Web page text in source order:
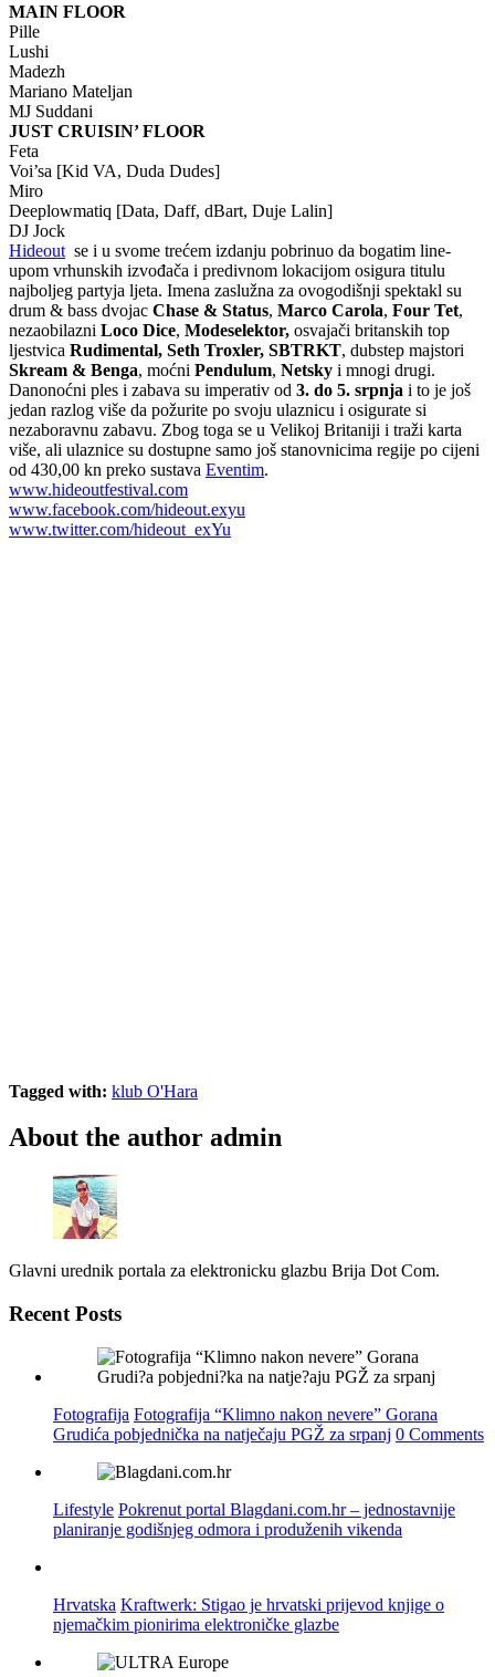
MAIN FLOOR
Pille
Lushi
Madezh
Mariano Mateljan
MJ Suddani
JUST CRUISIN’ FLOOR
Feta
Voi’sa [Kid VA, Duda Dudes]
Miro
Deeplowmatiq [Data, Daff, dBart, Duje Lalin]
DJ Jock
Hideout se i u svome trećem izdanju pobrinuo da bogatim line-
upom vrhunskih izvođača i predivnom lokacijom osigura titulu
najboljeg partyja ljeta. Imena zaslužna za ovogodišnji spektakl su
drum & bass dvojac Chase & Status, Marco Carola, Four Tet,
nezaobilazni Loco Dice, Modeselektor, osvajači britanskih top
ljestvica Rudimental, Seth Troxler, SBTRKT, dubstep majstori
Skream & Benga, moćni Pendulum, Netsky i mnogi drugi.
Danonoćni ples i zabava su imperativ od 3. do 5. srpnja i to je još
jedan razlog više da požurite po svoju ulaznicu i osigurate si
nezaboravnu zabavu. Zbog toga se u Velikoj Britaniji i traži karta
više, ali ulaznice su dostupne samo još stanovnicima regije po cijeni
od 430,00 kn preko sustava Eventim.
www.hideoutfestival.com
www.facebook.com/hideout.exyu
www.twitter.com/hideout_exYu
Tagged with: klub O'Hara
About the author admin
Glavni urednik portala za elektronicku glazbu Brija Dot Com.
Recent Posts
Fotografija Fotografija “Klimno nakon nevere” Gorana
Grudića pobjednička na natječaju PGŽ za srpanj 0 Comments
Lifestyle Pokrenut portal Blagdani.com.hr – jednostavnije
planiranje godišnjeg odmora i produženih vikenda
Hrvatska Kraftwerk: Stigao je hrvatski prijevod knjige o
njemačkim pionirima elektroničke glazbe